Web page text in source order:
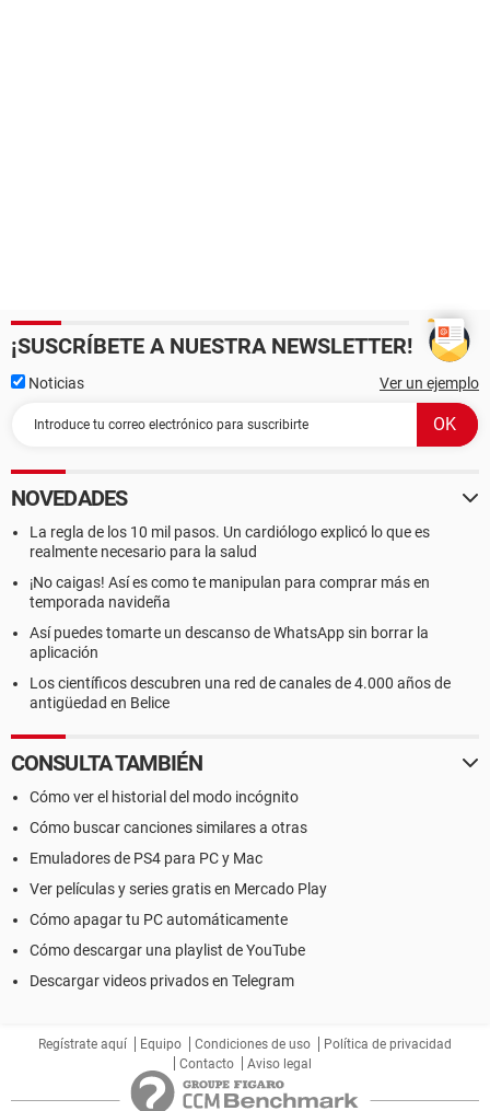
¡SUSCRÍBETE A NUESTRA NEWSLETTER!
Noticias Ver un ejemplo
NOVEDADES
La regla de los 10 mil pasos. Un cardiólogo explicó lo que es
realmente necesario para la salud
¡No caigas! Así es como te manipulan para comprar más en
temporada navideña
Así puedes tomarte un descanso de WhatsApp sin borrar la
aplicación
Los científicos descubren una red de canales de 4.000 años de
antigüedad en Belice
CONSULTA TAMBIÉN
Cómo ver el historial del modo incógnito
Cómo buscar canciones similares a otras
Emuladores de PS4 para PC y Mac
Ver películas y series gratis en Mercado Play
Cómo apagar tu PC automáticamente
Cómo descargar una playlist de YouTube
Descargar videos privados en Telegram
Regístrate aquí Equipo Condiciones de uso
Política de privacidad
Contacto
Aviso legal